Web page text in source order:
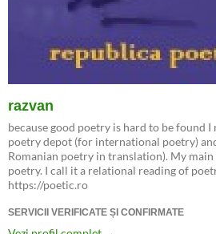
razvan
because good poetry is hard to be found
poetry depot (for international poetry)
Romanian poetry in translation). My
poetry. I call it a relational reading of
https://poetic.ro
SERVICII VERIFICATE ȘI CONFIRMATE